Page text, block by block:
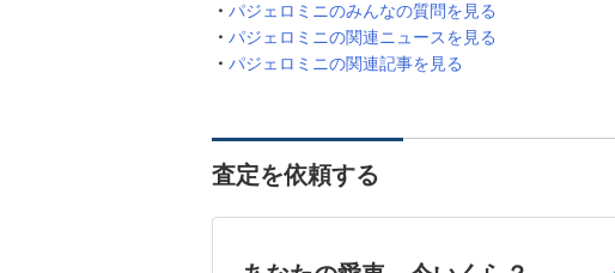
パジェロミニのみんなの質問を見る
パジェロミニの関連ニュースを見る
パジェロミニの関連記事を見る
査定を依頼する